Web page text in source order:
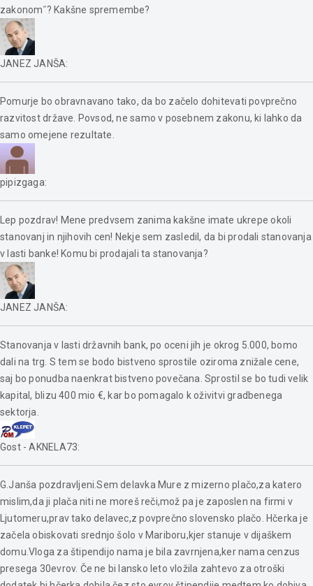
zakonom˝? Kakšne spremembe?
JANEZ JANŠA:
Pomurje bo obravnavano tako, da bo začelo dohitevati povprečno
razvitost države. Povsod, ne samo v posebnem zakonu, ki lahko da
samo omejene rezultate.
pipizgaga:
Lep pozdrav! Mene predvsem zanima kakšne imate ukrepe okoli
stanovanj in njihovih cen! Nekje sem zasledil, da bi prodali stanovanja
v lasti banke! Komu bi prodajali ta stanovanja?
JANEZ JANŠA:
Stanovanja v lasti državnih bank, po oceni jih je okrog 5.000, bomo
dali na trg. S tem se bodo bistveno sprostile oziroma znižale cene,
saj bo ponudba naenkrat bistveno povečana. Sprostil se bo tudi velik
kapital, blizu 400 mio €, kar bo pomagalo k oživitvi gradbenega
sektorja.
Gost - AKNELA73:
G.Janša pozdravljeni.Sem delavka Mure z mizerno plačo,za katero
mislim,da ji plača niti ne moreš reči,mož pa je zaposlen na firmi v
Ljutomeru,prav tako delavec,z povprečno slovensko plačo. Hčerka je
začela obiskovati srednjo šolo v Mariboru,kjer stanuje v dijaškem
domu.Vloga za štipendijo nama je bila zavrnjena,ker nama cenzus
presega 30evrov. Če ne bi lansko leto vložila zahtevo za otroški